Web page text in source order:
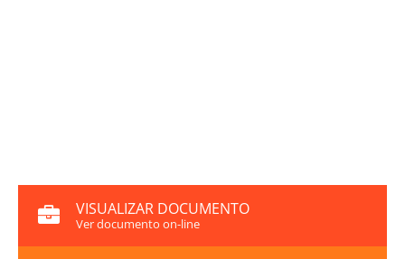
VISUALIZAR DOCUMENTO
Ver documento on-line